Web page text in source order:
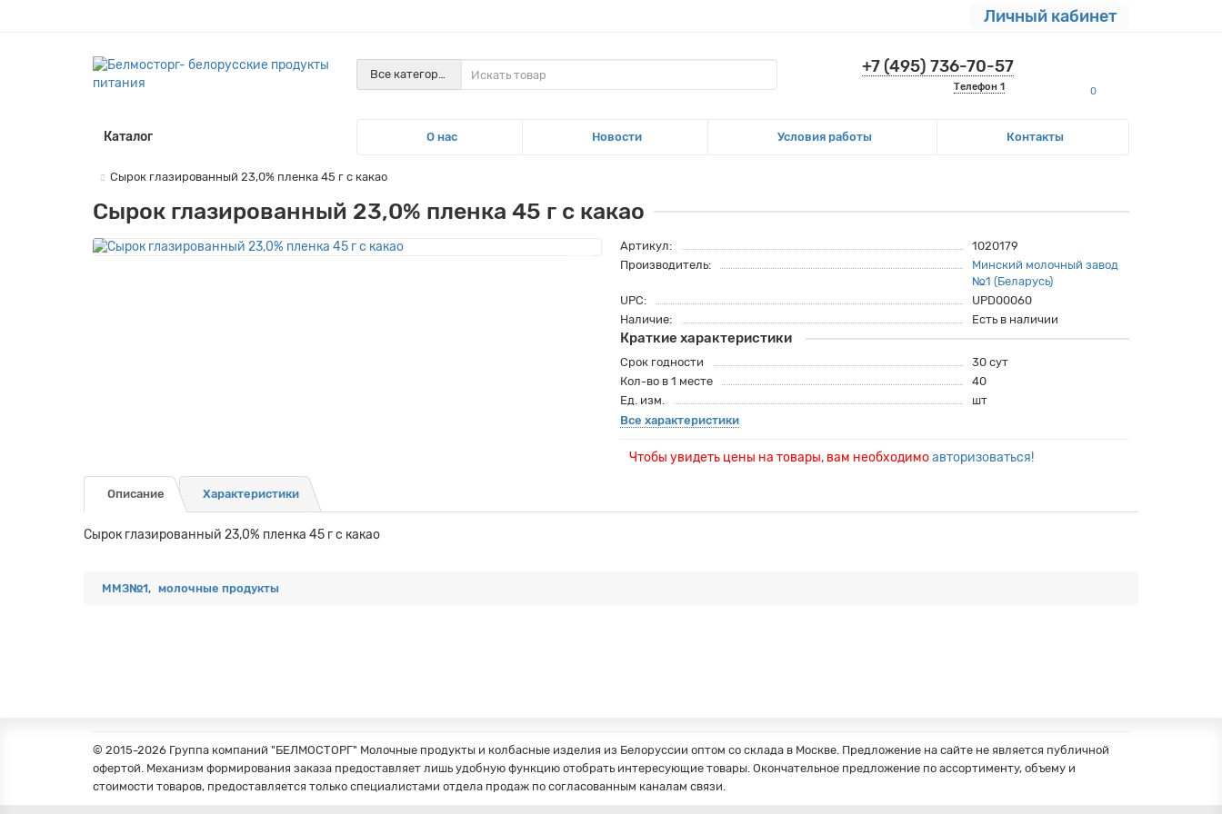
Личный кабинет
+7 (495) 736-70-57
Телефон 1 0
Все категории
Каталог О нас Новости Условия работы Контакты
Сырок глазированный 23,0% пленка 45 г с какао
Сырок глазированный 23,0% пленка 45 г с какао
Артикул:
1020179
Производитель:
Минский молочный завод
№1 (Беларусь)
UPC:
UPD00060
Наличие:
Есть в наличии
Краткие характеристики
Срок годности
30 сут
Кол-во в 1 месте
40
Ед. изм.
шт
Все характеристики
Чтобы увидеть цены на товары, вам необходимоавторизоваться!
Описание Характеристики
Сырок глазированный 23,0% пленка 45 г с какао
ММЗ№1, молочные продукты
© 2015-2026 Группа компаний "БЕЛМОСТОРГ" Молочные продукты и колбасные изделия из Белоруссии оптом со склада в Москве. Предложение на сайте не является публичной
офертой. Механизм формирования заказа предоставляет лишь удобную функцию отобрать интересующие товары. Окончательное предложение по ассортименту, объему и
стоимости товаров, предоставляется только специалистами отдела продаж по согласованным каналам связи.